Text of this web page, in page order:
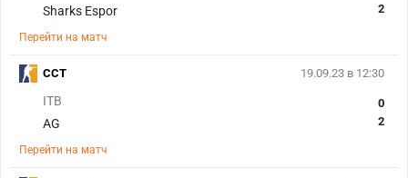
Sharks Espor
2
Перейти на матч
19.09.23 в 12:30
ITB
AG
0
2
Перейти на матч
CCT